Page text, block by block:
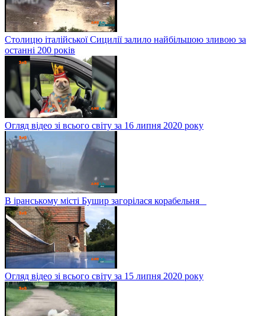
Столицю італійської Сицилії залило найбільшою зливою за
останні 200 років
Огляд відео зі всього світу за 16 липня 2020 року
В іранському місті Бушир загорілася корабельня
Огляд відео зі всього світу за 15 липня 2020 року